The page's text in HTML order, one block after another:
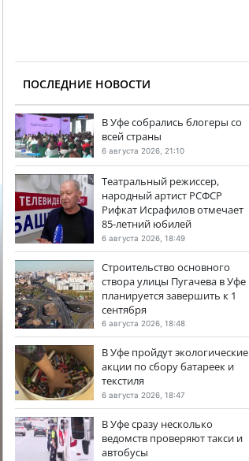
ПОСЛЕДНИЕ НОВОСТИ
В Уфе собрались блогеры со
всей страны
6 августа 2026, 21:10
Театральный режиссер,
народный артист РСФСР
Рифкат Исрафилов отмечает
85-летний юбилей
6 августа 2026, 18:49
Строительство основного
створа улицы Пугачева в Уфе
планируется завершить к 1
сентября
6 августа 2026, 18:48
В Уфе пройдут экологические
акции по сбору батареек и
текстиля
6 августа 2026, 18:47
В Уфе сразу несколько
ведомств проверяют такси и
автобусы